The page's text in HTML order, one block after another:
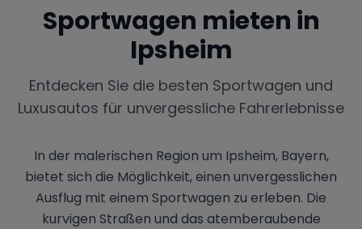
Sportwagen mieten in
Ipsheim
Entdecken Sie die besten Sportwagen und
Luxusautos für unvergessliche Fahrerlebnisse
In der malerischen Region um Ipsheim, Bayern,
bietet sich die Möglichkeit, einen unvergesslichen
Ausflug mit einem Sportwagen zu erleben. Die
kurvigen Straßen und das atemberaubende